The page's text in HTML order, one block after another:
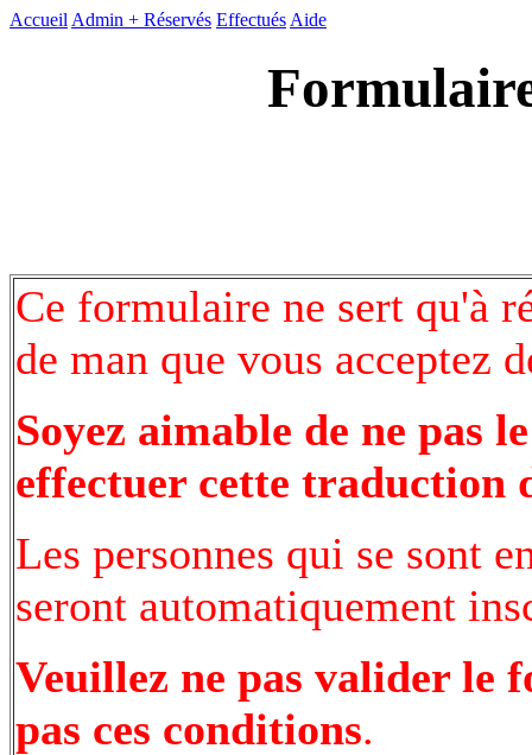
Accueil Admin + Réservés Effectués Aide
Ce formulaire ne sert qu'à
de man que vous acceptez
Soyez aimable de ne pas
effectuer cette traduction
Les personnes qui se sont
seront automatiquement
Veuillez ne pas valider le
pas ces conditions.